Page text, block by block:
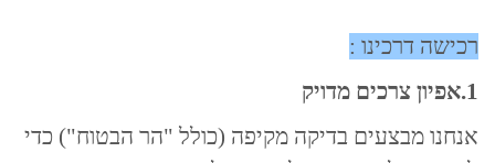
רכישה דרכינו :
1.אפיון צרכים מדויק
אנחנו מבצעים בדיקה מקיפה (כולל "הר הבטוח") כדי